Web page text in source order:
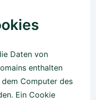
Daten von
enthalten
Computer des
Ein Cookie